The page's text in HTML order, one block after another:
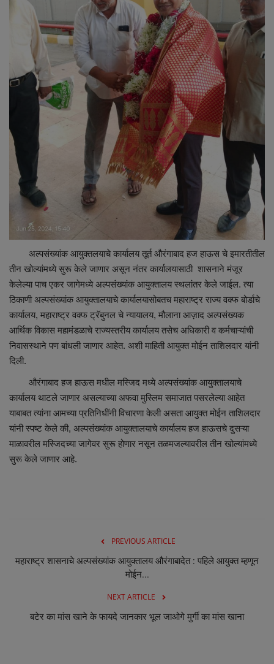
अल्पसंख्यांक आयुक्तलयाचे कार्यालय तूर्त औरंगाबाद हज हाऊस चे इमारतीतील
तीन खोल्यांमध्ये सुरू केले जाणार असून नंतर कार्यालयासाठी शासनाने मंजूर
केलेल्या पाच एकर जागेमध्ये अल्पसंख्यांक आयुक्तालय स्थलांतर केले जाईल. त्या
ठिकाणी अल्पसंख्यांक आयुक्तालयाचे कार्यालयासोबतच महाराष्ट्र राज्य वक्फ बोर्डाचे
कार्यालय, महाराष्ट्र वक्फ ट्रॅबुनल चे न्यायालय, मौलाना आज़ाद अल्पसंख्यक
आर्थिक विकास महामंडळाचे राज्यस्तरीय कार्यालय तसेच अधिकारी व कर्मचाऱ्यांची
निवासस्थाने पण बांधली जाणार आहेत. अशी माहिती आयुक्त मोईन ताशिलदार यांनी
दिली.
औरंगाबाद हज हाऊस मधील मस्जिद मध्ये अल्पसंख्यांक आयुक्तालयाचे
कार्यालय थाटले जाणार असल्याच्या अफवा मुस्लिम समाजात पसरलेल्या आहेत
याबाबत त्यांना आमच्या प्रतिनिधींनी विचारणा केली असता आयुक्त मोईन ताशिलदार
यांनी स्पष्ट केले की, अल्पसंख्यांक आयुक्तालयाचे कार्यालय हज हाऊसचे दुसऱ्या
माळावरील मस्जिदच्या जागेवर सुरू होणार नसून तळमजल्यावरील तीन खोल्यांमध्ये
सुरू केले जाणार आहे.
PREVIOUS ARTICLE
महाराष्ट्र शासनाचे अल्पसंख्यांक आयुक्तालय औरंगाबादेत : पहिले आयुक्त म्हणून
मोईन...
NEXT ARTICLE
बटेर का मांस खाने के फायदे जानकार भूल जाओगे मुर्गी का मांस खाना